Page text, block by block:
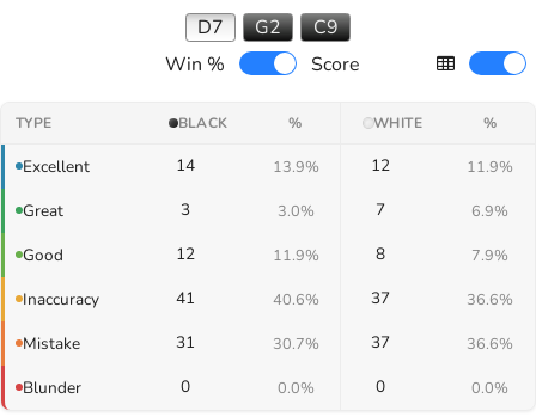
D7 G2
C9
Win %
Score
TYPE BLACK % WHITE %
Excellent 14 13.9% 12 11.9%
Great 3 3.0% 7 6.9%
Good 12 11.9% 8 7.9%
Inaccuracy 41 40.6% 37 36.6%
Mistake 31 30.7% 37 36.6%
Blunder 0 0.0% 0 0.0%